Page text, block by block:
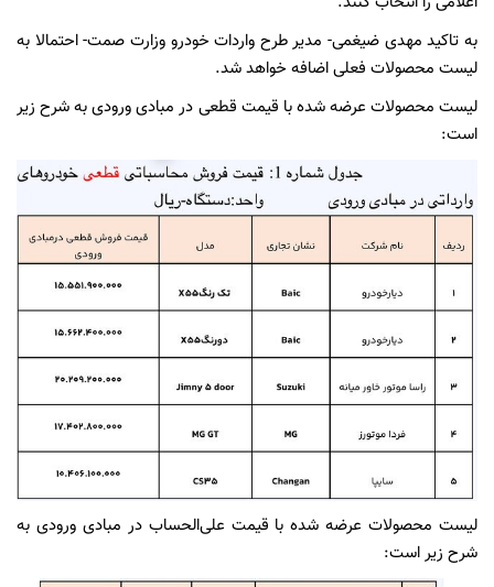
به تاکید مهدی ضیغمی- مدیر طرح واردات خودرو وزارت صمت- احتمالا به
لیست محصولات فعلی اضافه خواهد شد.
لیست محصولات عرضه شده با قیمت قطعی در مبادی ورودی به شرح زیر
است:
لیست محصولات عرضه شده با قیمت علی‌الحساب در مبادی ورودی به
شرح زیر است: